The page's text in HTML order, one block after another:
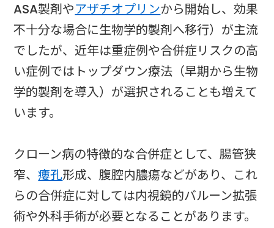
ASA製剤やアザチオプリンから開始し、効果
不十分な場合に生物学的製剤へ移行）が主流
でしたが、近年は重症例や合併症リスクの高
い症例ではトップダウン療法（早期から生物
学的製剤を導入）が選択されることも増えて
います。
クローン病の特徴的な合併症として、腸管狭
窄、瘻孔形成、腹腔内膿瘍などがあり、これ
らの合併症に対しては内視鏡的バルーン拡張
術や外科手術が必要となることがあります。